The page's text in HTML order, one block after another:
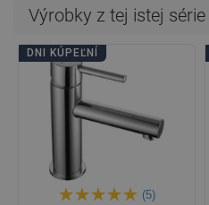
Výrobky z tej istej série
DNI KÚPEĽNÍ
(5)